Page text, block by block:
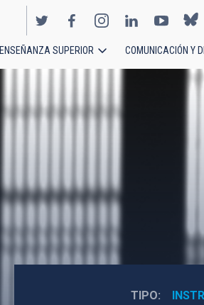
ENSEÑANZA SUPERIOR COMUNICACIÓN Y
TIPO